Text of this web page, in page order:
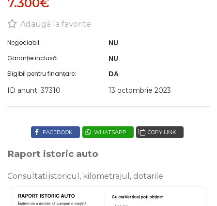
7.300€
Adaugă la favorite
Negociabil: NU
Garanție inclusă: NU
Eligibil pentru finanțare: DA
ID anunt: 37310 13 octombrie 2023
FACEBOOK WHATSAPP COPY LINK
Raport istoric auto
Consultati istoricul, kilometrajul, dotarile